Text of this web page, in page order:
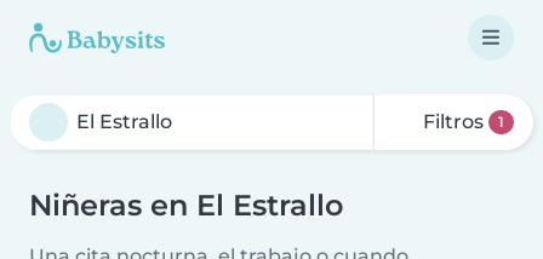
Filtros 1
Niñeras en El Estrallo